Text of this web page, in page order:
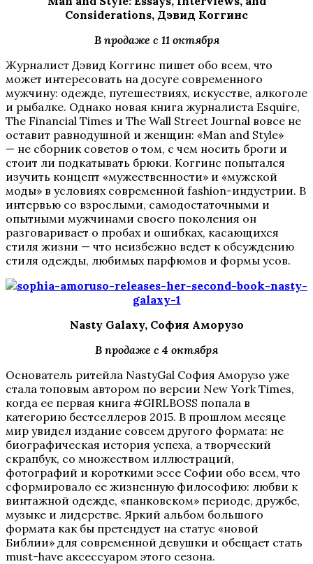
Considerations, Дэвид Коггинс
В продаже с 11 октября
Журналист Дэвид Коггинс пишет обо всем, что
может интересовать на досуге современного
мужчину: одежде, путешествиях, искусстве, алкоголе
и рыбалке. Однако новая книга журналиста Esquire,
The Financial Times и The Wall Street Journal вовсе не
оставит равнодушной и женщин: «Man and Style»
— не сборник советов о том, с чем носить броги и
стоит ли подкатывать брюки. Коггинс попытался
изучить концепт «мужественности» и «мужской
моды» в условиях современной fashion-индустрии. В
интервью со взрослыми, самодостаточными и
опытными мужчинами своего поколения он
разговаривает о пробах и ошибках, касающихся
стиля жизни — что неизбежно ведет к обсуждению
стиля одежды, любимых парфюмов и формы усов.
Nasty Galaxy, София Аморузо
В продаже с 4 октября
Основатель ритейла NastyGal София Аморузо уже
стала топовым автором по версии New York Times,
когда ее первая книга #GIRLBOSS попала в
категорию бестселлеров 2015. В прошлом месяце
мир увидел издание совсем другого формата: не
биографическая история успеха, а творческий
скрапбук, со множеством иллюстраций,
фотографий и короткими эссе Софии обо всем, что
сформировало ее жизненную философию: любви к
винтажной одежде, «панковском» периоде, дружбе,
музыке и лидерстве. Яркий альбом большого
формата как бы претендует на статус «новой
Библии» для современной девушки и обещает стать
must-have аксессуаром этого сезона.